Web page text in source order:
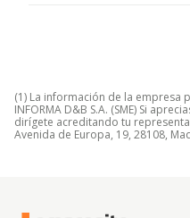
(1) La información de la empresa
INFORMA D&B S.A. (SME) Si
dirígete acreditando tu
Avenida de Europa, 19, 28108,